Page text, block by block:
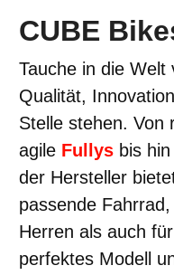
CUBE
Tauche in die Welt
Qualität,
Stelle stehen. Von
agile Fullys bis
der Hersteller
passende
Herren als auch
perfektes Modell